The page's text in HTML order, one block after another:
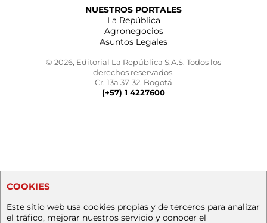
NUESTROS PORTALES
La República
Agronegocios
Asuntos Legales
© 2026, Editorial La República S.A.S. Todos los
derechos reservados.
Cr. 13a 37-32, Bogotá
(+57) 1 4227600
COOKIES
Este sitio web usa cookies propias y de terceros para analizar
el tráfico, mejorar nuestros servicio y conocer el